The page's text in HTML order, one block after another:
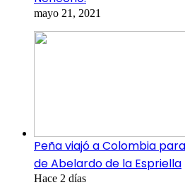
mayo 21, 2021
Peña viajó a Colombia
de Abelardo de la Espriella
Hace 2 días